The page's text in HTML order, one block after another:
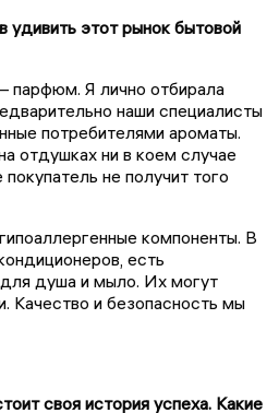
этот рынок бытовой
парфюм. Я лично отбирала
наши специалисты
потребителями ароматы.
отдушках ни в коем случае
не получит того
компоненты. В
есть
душа и мыло. Их могут
Качество и безопасность мы
своя история успеха. Какие